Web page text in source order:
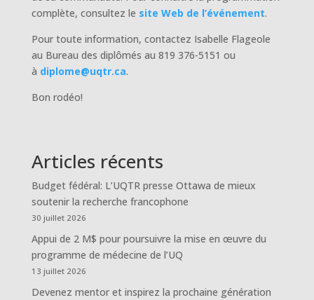
complète, consultez le site Web de l’événement.
Pour toute information, contactez Isabelle Flageole
au Bureau des diplômés au 819 376-5151 ou
à diplome@uqtr.ca.
Bon rodéo!
Articles récents
Budget fédéral: L’UQTR presse Ottawa de mieux
soutenir la recherche francophone
30 juillet 2026
Appui de 2 M$ pour poursuivre la mise en œuvre du
programme de médecine de l’UQ
13 juillet 2026
Devenez mentor et inspirez la prochaine génération